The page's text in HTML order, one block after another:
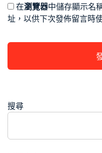
在瀏覽器中儲存顯示名
址，以供下次發佈留言時
搜尋